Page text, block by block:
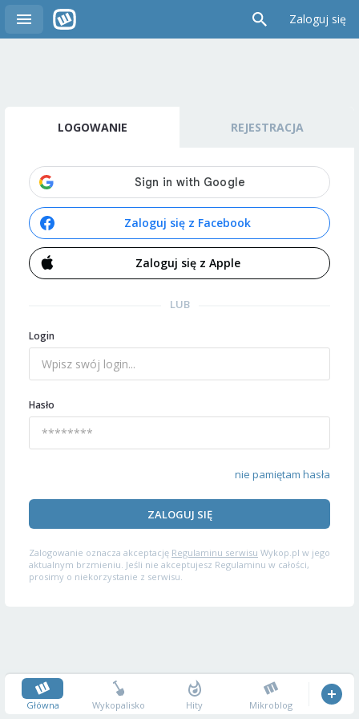
Zaloguj się
LOGOWANIE REJESTRACJA
Zaloguj się z Facebook
Zaloguj się z Apple
LUB
Login
Hasło
nie pamiętam hasła
ZALOGUJ SIĘ
Zalogowanie oznacza akceptację Regulaminu serwisu Wykop.pl w jego
aktualnym brzmieniu. Jeśli nie akceptujesz Regulaminu w całości,
prosimy o niekorzystanie z serwisu.
Główna Wykopalisko Hity Mikroblog